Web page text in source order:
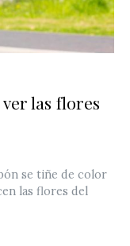
las flores
se tiñe de color
las flores del